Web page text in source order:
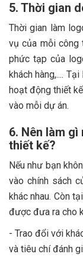
5. Thời gian
Thời gian làm
vụ của mỗi công
phức tạp của
khách hàng,....
hoạt động thiết
vào mỗi dự án.
6. Nên làm
thiết kế?
Nếu như bạn
vào chính sách
khác nhau. Còn
được đưa ra cho
- Trao đổi với
và tiêu chí đánh